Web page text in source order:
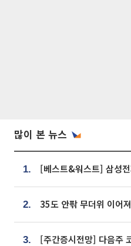
많이 본 뉴스
1.
2.
3.